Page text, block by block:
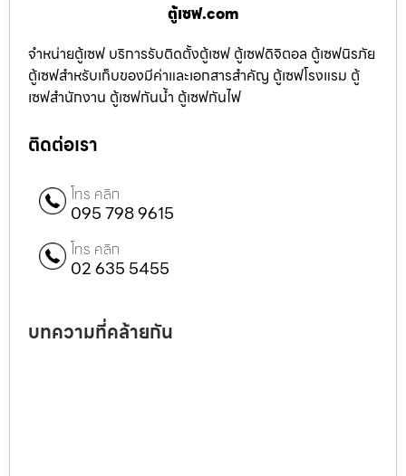
ตู้เซฟ.com
จำหน่ายตู้เซฟ บริการรับติดตั้งตู้เซฟ ตู้เซฟดิจิตอล ตู้เซฟนิรภัย
ตู้เซฟสำหรับเก็บของมีค่าและเอกสารสำคัญ ตู้เซฟโรงแรม ตู้
เซฟสำนักงาน ตู้เซฟกันน้ำ ตู้เซฟกันไฟ
ติดต่อเรา
โทร คลิก
095 798 9615
โทร คลิก
02 635 5455
บทความที่คล้ายกัน